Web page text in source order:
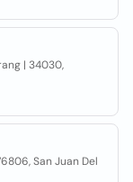
| 34030,
San Juan Del